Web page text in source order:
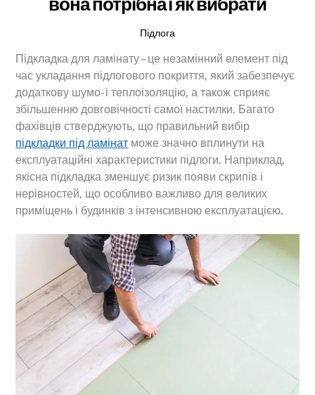
Підлога
Підкладка для ламінату – це незамінний елемент під
час укладання підлогового покриття, який забезпечує
додаткову шумо- і теплоізоляцію, а також сприяє
збільшенню довговічності самої настилки. Багато
фахівців стверджують, що правильний вибір
підкладки під ламінат може значно вплинути на
експлуатаційні характеристики підлоги. Наприклад,
якісна підкладка зменшує ризик появи скрипів і
нерівностей, що особливо важливо для великих
приміщень і будинків з інтенсивною експлуатацією.